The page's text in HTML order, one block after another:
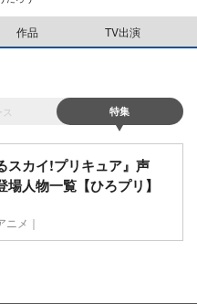
作品 TV出演
ス 特集
スカイ!プリキュア』声
人物一覧【ひろプリ】
ニメ｜